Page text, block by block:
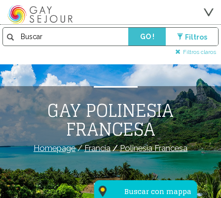
GO ! Filtros
Filtros claros
Buscar con mappa
GAY POLINESIA
FRANCESA
Homepage/Francia/Polinesia Francesa